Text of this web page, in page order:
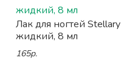
Лак для ногтей Stellary
жидкий, 8 мл
165р.